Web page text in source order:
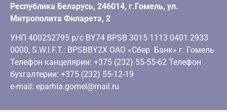
Республика Беларусь, 246014, г.Гомель, ул.
Митрополита Филарета, 2
УНП 400252795 р/с BY74 BPSB 3015 1113 0401 2933
0000, S.W.I.F.T.: BPSBBY2X ОАО «Сбер Банк» г. Гомель
Телефон канцелярии: +375 (232) 55-55-62 Телефон
бухгалтерии: +375 (232) 55-12-19
e-mail: eparhia.gomel@mail.ru